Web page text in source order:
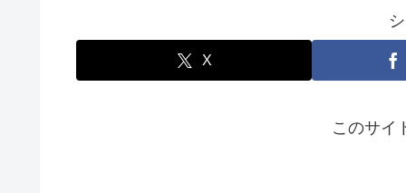
X
このサイ